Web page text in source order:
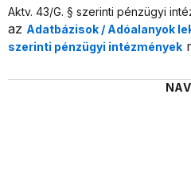
Aktv. 43/G. § szerinti pénzügyi
az Adatbázisok / Adóalanyok
szerinti pénzügyi intézmények
NAV